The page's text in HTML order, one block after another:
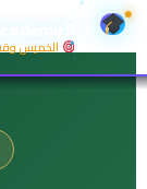
S
الخميس